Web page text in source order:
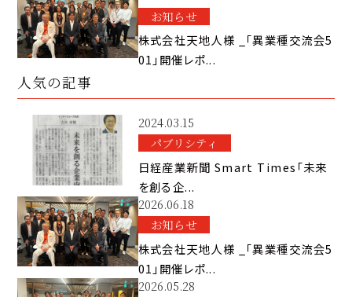
お知らせ
株式会社天地人様 _「異業種交流会5
01」開催レポ...
人気の記事
2024.03.15
パブリシティ
日経産業新聞 Smart Times「未来
を創る企...
2026.06.18
お知らせ
株式会社天地人様 _「異業種交流会5
01」開催レポ...
2026.05.28